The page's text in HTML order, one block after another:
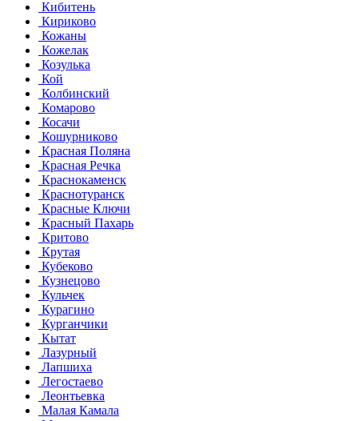
Кибитень
Кириково
Кожаны
Кожелак
Козулька
Кой
Колбинский
Комарово
Косачи
Кошурниково
Красная Поляна
Красная Речка
Краснокаменск
Краснотуранск
Красные Ключи
Красный Пахарь
Критово
Крутая
Кубеково
Кузнецово
Кульчек
Курагино
Курганчики
Кытат
Лазурный
Лапшиха
Легостаево
Леонтьевка
Малая Камала